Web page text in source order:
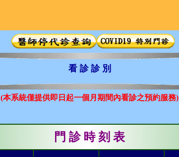
看 診 診 別
(本系統僅提供即日起一個月期間內看診之預約服務)
門 診 時 刻 表